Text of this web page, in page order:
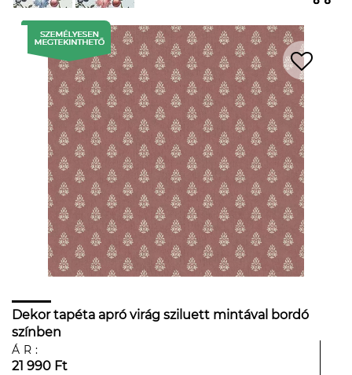
Dekor tapéta apró virág sziluett mintával bordó
színben
ÁR:
21 990 Ft